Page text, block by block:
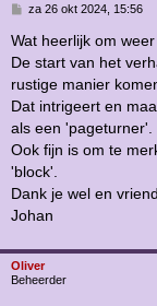
B
r
c
h
t
za 26 okt 2024, 15:56
Wat heerlijk om
De start van het
rustige manier
Dat intrigeert en
als een 'pageturner'.
Ook fijn is om te
'block'.
Dank je wel en
Johan
Oliver
Beheerder